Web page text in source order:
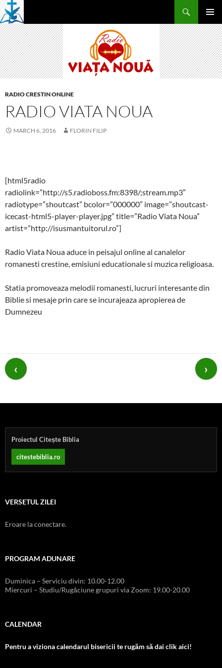
Skip
to
content
Search
MENU
RADIO CRESTIN ONLINE
RADIO VIATA NOUA
MARCH 6, 2016 FLORIN FILIP
[html5radio
radiolink=”http://s5.radioboss.fm:8398/;stream.mp3″
radiotype=”shoutcast” bcolor=”000000″ image=”shoutcast-
icecast-html5-player-player.jpg” title=”Radio Viata Noua”
artist=”http://isusmantuitorul.ro”]
Radio Viata Noua aduce in peisajul online al canalelor
romanesti crestine, emisiuni educationale si muzica religioasa.
Statia promoveaza melodii romanesti, lucruri interesante din
Biblie si mesaje prin care se incurajeaza apropierea de
Dumnezeu
Post
navigation
Proiectul Citește Biblia
citestebiblia.ro
VERSETUL ZILEI
Eroare la conectare.
PROGRAM ADUNARE
Duminica – Serviciu divin: 10.00-12.00
Miercuri – Studiu/Rugăciune grupuri via Zoom: 19.00-20.00
CALENDAR
Pentru a viziona calendarul bisericii te rugăm să dai clik aici!